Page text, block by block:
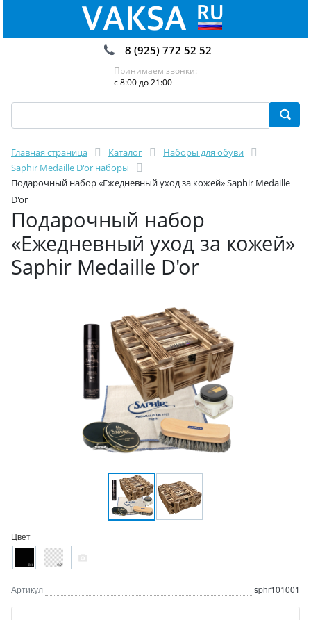
8 (925) 772 52 52
Принимаем звонки:
с 8:00 до 21:00
Главная страница Каталог
Наборы для обуви
Saphir Medaille D'or наборы
Подарочный набор «Ежедневный уход за кожей» Saphir Medaille
D'or
Подарочный набор
«Ежедневный уход за кожей»
Saphir Medaille D'or
Цвет
Артикул sphr101001